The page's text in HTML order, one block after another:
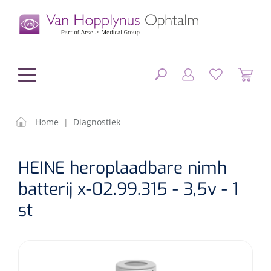
Chirurgisch materiaal
OP-sets
Diagnostiek
Tonometers
Klein Materiaal
FILTEREN
Home | Diagnostiek
HEINE heroplaadbare nimh
batterij x-02.99.315 - 3,5v - 1
st